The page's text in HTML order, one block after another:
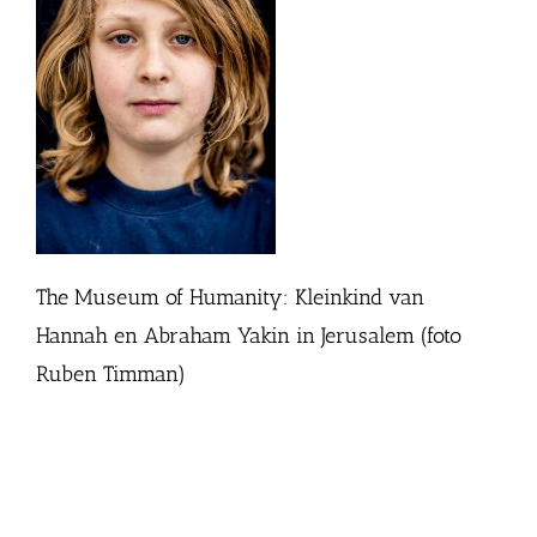
The Museum of Humanity: Kleinkind van
Hannah en Abraham Yakin in Jerusalem (foto
Ruben Timman)